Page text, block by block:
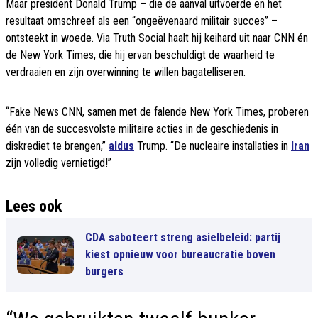
Maar president Donald Trump – die de aanval uitvoerde en het
resultaat omschreef als een “ongeëvenaard militair succes” –
ontsteekt in woede. Via Truth Social haalt hij keihard uit naar CNN én
de New York Times, die hij ervan beschuldigt de waarheid te
verdraaien en zijn overwinning te willen bagatelliseren.
“Fake News CNN, samen met de falende New York Times, proberen
één van de succesvolste militaire acties in de geschiedenis in
diskrediet te brengen,” aldus Trump. “De nucleaire installaties in Iran
zijn volledig vernietigd!”
Lees ook
CDA saboteert streng asielbeleid: partij
kiest opnieuw voor bureaucratie boven
burgers